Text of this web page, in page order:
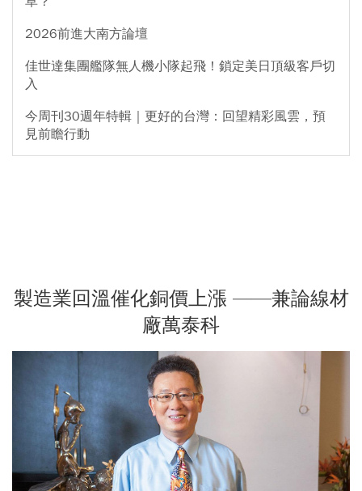
2026前進大南方論壇
佳世達集團艦隊無人機小隊起飛！鎖定美日頂級客戶切
入
今周刊30週年特輯｜更好的台灣：回望精彩風雲，預
見前瞻行動
製造業回溫催化銅價上漲 ——兼論線材
廠萬泰科